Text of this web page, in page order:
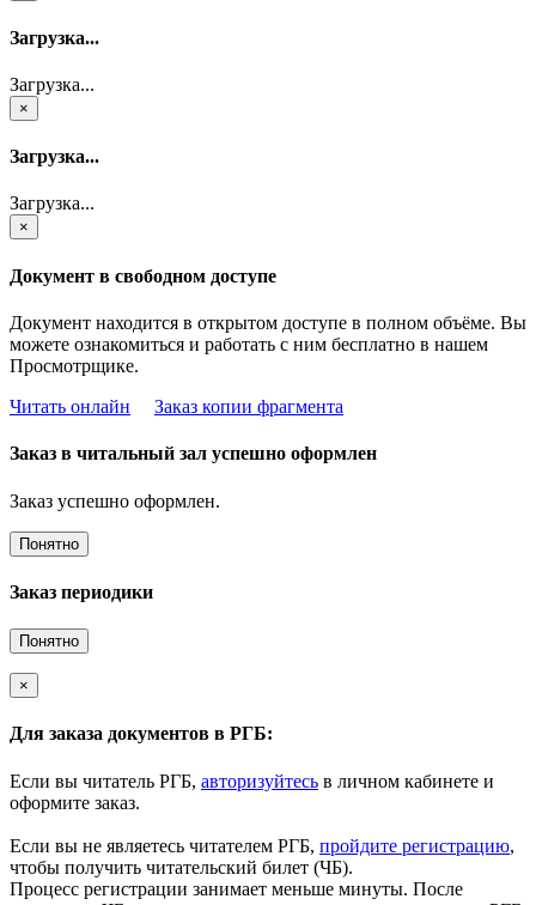
Загрузка...
Загрузка...
×
Загрузка...
Загрузка...
×
Документ в свободном доступе
Документ находится в открытом доступе в полном объёме. Вы
можете ознакомиться и работать с ним бесплатно в нашем
Просмотрщике.
Читать онлайн
Заказ копии фрагмента
Заказ в читальный зал успешно оформлен
Заказ успешно оформлен.
Понятно
Заказ периодики
Понятно
×
Для заказа документов в РГБ:
Если вы читатель РГБ, авторизуйтесь в личном кабинете и
оформите заказ.
Если вы не являетесь читателем РГБ, пройдите регистрацию,
чтобы получить читательский билет (ЧБ).
Процесс регистрации занимает меньше минуты. После